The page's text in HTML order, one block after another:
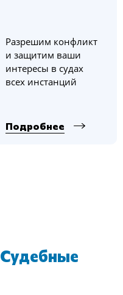
Разрешим конфликт
и защитим ваши
интересы в судах
всех инстанций
Подробнее
Судебные